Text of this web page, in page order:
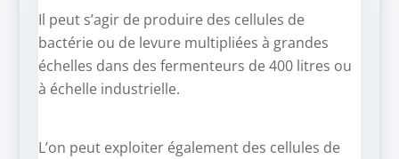
Il peut s’agir de produire des cellules de
bactérie ou de levure multipliées à grandes
échelles dans des fermenteurs de 400 litres ou
à échelle industrielle.
L’on peut exploiter également des cellules de